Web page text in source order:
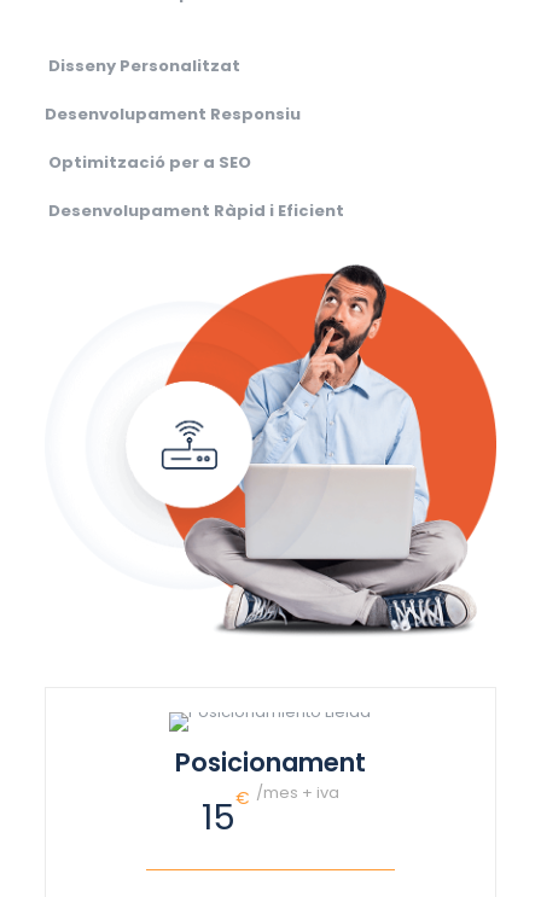
Disseny Personalitzat
Desenvolupament Responsiu
Optimització per a SEO
Desenvolupament Ràpid i Eficient
Posicionament
15€ /mes + iva